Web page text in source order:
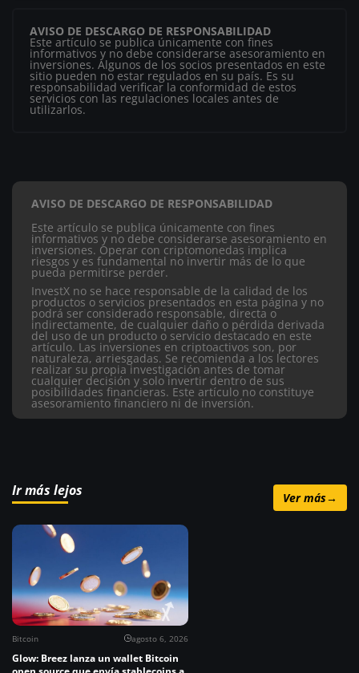
AVISO DE DESCARGO DE RESPONSABILIDAD
Este artículo se publica únicamente con fines
informativos y no debe considerarse asesoramiento en
inversiones. Algunos de los socios presentados en este
sitio pueden no estar regulados en su país. Es su
responsabilidad verificar la conformidad de estos
servicios con las regulaciones locales antes de
utilizarlos.
AVISO DE DESCARGO DE RESPONSABILIDAD
Este artículo se publica únicamente con fines
informativos y no debe considerarse asesoramiento en
inversiones. Operar con criptomonedas implica
riesgos y es fundamental no invertir más de lo que
pueda permitirse perder.
InvestX no se hace responsable de la calidad de los
productos o servicios presentados en esta página y no
podrá ser considerado responsable, directa o
indirectamente, de cualquier daño o pérdida derivada
del uso de un producto o servicio destacado en este
artículo. Las inversiones en criptoactivos son, por
naturaleza, arriesgadas. Se recomienda a los lectores
realizar su propia investigación antes de tomar
cualquier decisión y solo invertir dentro de sus
posibilidades financieras. Este artículo no constituye
asesoramiento financiero ni de inversión.
Ir más lejos Ver más→
Bitcoin agosto 6, 2026
Glow: Breez lanza un wallet Bitcoin